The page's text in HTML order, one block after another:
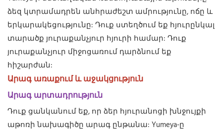
ձեզ կտրամադրեն անհրաժեշտ ամրությունը, ոճը և
երկարակեցությունը: Դուք ստեղծում եք հյուրընկալ
տարածք յուրաքանչյուր հյուրի համար: Դուք
յուրաքանչյուր միջոցառում դարձնում եք
հիշարժան:
Արագ առաքում և աջակցություն
Արագ արտադրություն
Դուք ցանկանում եք, որ ձեր հյուրանոցի խնջույքի
աթոռի նախագիծը արագ ընթանա: Yumeya-ը